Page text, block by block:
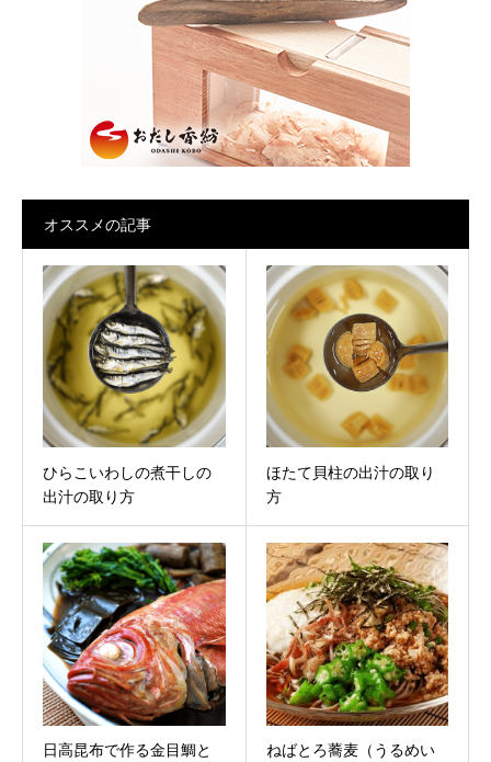
オススメの記事
ひらこいわしの煮干しの
出汁の取り方
ほたて貝柱の出汁の取り
方
日高昆布で作る金目鯛と
ねばとろ蕎麦（うるめい